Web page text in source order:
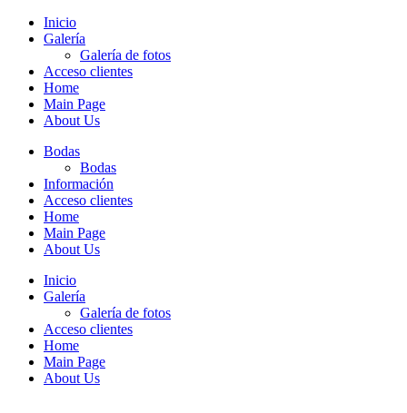
Inicio
Galería
Galería de fotos
Acceso clientes
Home
Main Page
About Us
Bodas
Bodas
Información
Acceso clientes
Home
Main Page
About Us
Inicio
Galería
Galería de fotos
Acceso clientes
Home
Main Page
About Us